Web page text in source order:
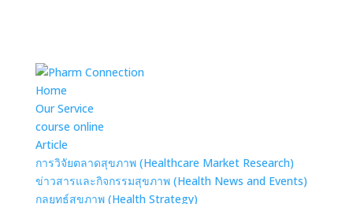
Home
Our Service
course online
Article
การวิจัยตลาดสุขภาพ (Healthcare Market Research)
ข่าวสารและกิจกรรมสุขภาพ (Health News and Events)
กลยุทธ์สุขภาพ (Health Strategy)